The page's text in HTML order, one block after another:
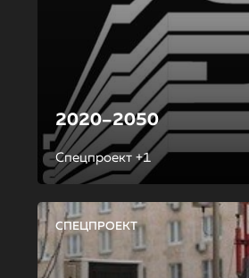
2020–2050
Спецпроект +1
СПЕЦПРОЕКТ